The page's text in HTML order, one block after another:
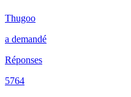
Thugoo
a demandé
Réponses
5764